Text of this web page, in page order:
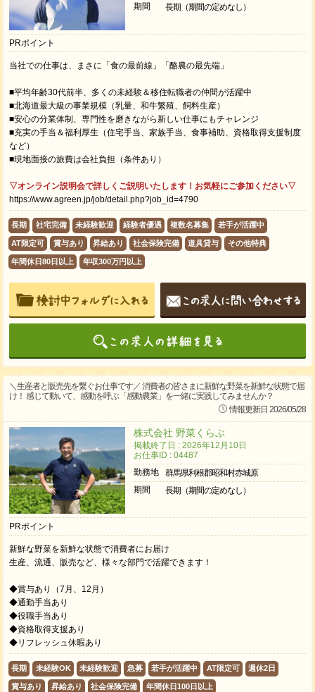
期間 長期（期間の定めなし）
PRポイント
当社での仕事は、まさに「食の最前線」「酪農の最先端」
■平均年齢30代前半、多くの未経験＆移住転職者の仲間が活躍中
■北海道最大級の事業規模（乳量、和牛繁殖、飼料生産）
■安心の分業体制、専門性を磨きながら新しい仕事にもチャレンジ
■充実の手当＆福利厚生（住宅手当、家族手当、食事補助、資格取得支援制度
など）
■現地面接の旅費は会社負担（条件あり）
▽オンライン説明会で詳しくご説明いたします！お気軽にご参加ください▽
https://www.agreen.jp/job/detail.php?job_id=4790
長期 社宅完備 未経験歓迎 経験者優遇 複数名募集 若手が活躍中
AT限定可 賞与あり 昇給あり 社会保険完備 道具貸与 その他特典
年間休日80日以上 年収300万円以上
＼生産者と販売先を繋ぐお仕事です／ 消費者の皆さまに新鮮な野菜を新鮮な状態で届
け！ 感じて動いて、感動を呼ぶ「感動農業」を一緒に実践してみませんか？
情報更新日 2026/05/28
株式会社 野菜くらぶ
掲載終了日 : 2026年12月10日
お仕事ID : 04487
勤務地
群馬県利根郡昭和村赤城原
期間
長期（期間の定めなし）
PRポイント
新鮮な野菜を新鮮な状態で消費者にお届け
生産、流通、販売など、様々な部門で活躍できます！
◆賞与あり（7月、12月）
◆通勤手当あり
◆役職手当あり
◆資格取得支援あり
◆リフレッシュ休暇あり
長期 未経験OK 未経験歓迎 急募 若手が活躍中 AT限定可 週休2日
賞与あり 昇給あり 社会保険完備 年間休日100日以上